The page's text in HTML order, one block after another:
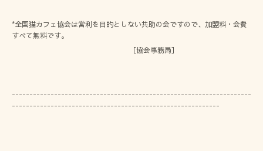
*全国猫カフェ協会は営利を目的としない共助の会ですので、加盟料・会費
すべて無料です。
［協会事務局］
--------------------------------------------------------------------
-----------------------------------------------------------